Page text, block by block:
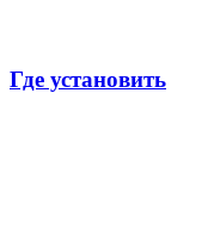
Где установить